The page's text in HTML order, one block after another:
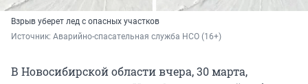
Взрыв уберет лед с опасных участков
Источник: Аварийно-спасательная служба НСО (16+)
В Новосибирской области вчера, 30 марта,